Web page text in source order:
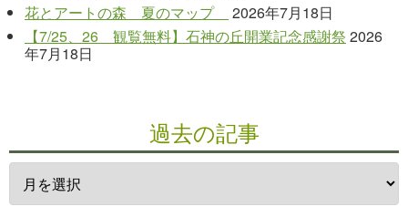
花とアートの森 夏のマップ
2026年7月18日
【7/25、26 観覧無料】石神の丘開業記念感謝祭 2026
年7月18日
過去の記事